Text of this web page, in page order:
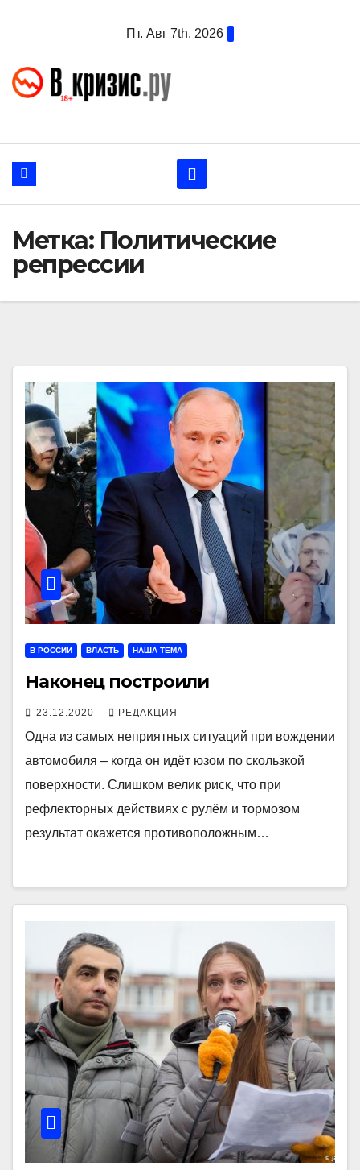
Пт. Авг 7th, 2026
Метка: Политические
репрессии
В РОССИИ ВЛАСТЬ НАША ТЕМА
Наконец построили
23.12.2020 РЕДАКЦИЯ
Одна из самых неприятных ситуаций при вождении
автомобиля – когда он идёт юзом по скользкой
поверхности. Слишком велик риск, что при
рефлекторных действиях с рулём и тормозом
результат окажется противоположным…